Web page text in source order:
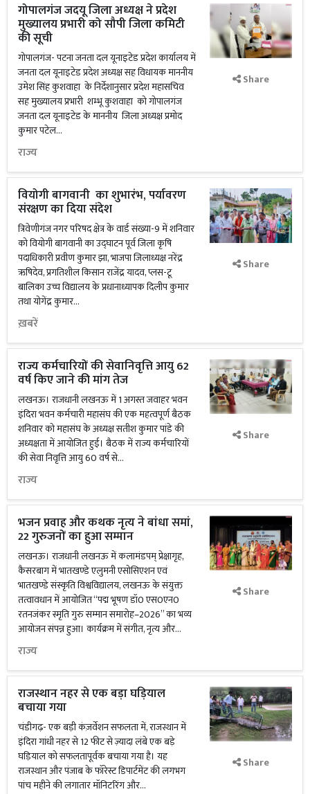
गोपालगंज जदयू जिला अध्यक्ष ने प्रदेश
मुख्यालय प्रभारी को सौपी जिला कमिटी
की सूची
गोपालगंज- पटना जनता दल यूनाइटेड प्रदेश कार्यालय में
जनता दल यूनाइटेड प्रदेश अध्यक्ष सह विधायक माननीय
उमेश सिंह कुशवाहा के निर्देशानुसार प्रदेश महासचिव
सह मुख्यालय प्रभारी शम्भू कुशवाहा को गोपालगंज
जनता दल यूनाइटेड के माननीय जिला अध्यक्ष प्रमोद
कुमार पटेल...
राज्य
Share
वियोगी बागवानी का शुभारंभ, पर्यावरण
संरक्षण का दिया संदेश
त्रिवेणीगंज नगर परिषद क्षेत्र के वार्ड संख्या-9 में शनिवार
को वियोगी बागवानी का उद्घाटन पूर्व जिला कृषि
पदाधिकारी प्रवीण कुमार झा, भाजपा जिलाध्यक्ष नरेंद्र
ऋषिदेव, प्रगतिशील किसान राजेंद्र यादव, प्लस-टू
बालिका उच्च विद्यालय के प्रधानाध्यापक दिलीप कुमार
तथा योगेंद्र कुमार...
ख़बरें
Share
राज्य कर्मचारियों की सेवानिवृत्ति आयु 62
वर्ष किए जाने की मांग तेज
लखनऊ। राजधानी लखनऊ में 1 अगस्त जवाहर भवन
इंदिरा भवन कर्मचारी महासंघ की एक महत्वपूर्ण बैठक
शनिवार को महासंघ के अध्यक्ष सतीश कुमार पांडे की
अध्यक्षता में आयोजित हुई। बैठक में राज्य कर्मचारियों
की सेवा निवृत्ति आयु 60 वर्ष से...
राज्य
Share
भजन प्रवाह और कथक नृत्य ने बांधा समां,
22 गुरुजनों का हुआ सम्मान
लखनऊ। राजधानी लखनऊ में कलामंडपम् प्रेक्षागृह,
कैसरबाग में भातखण्डे एलुमनी एसोसिएशन एवं
भातखण्डे संस्कृति विश्वविद्यालय, लखनऊ के संयुक्त
तत्वावधान में आयोजित “पद्म भूषण डॉ0 एस0एन0
रतनजंकर स्मृति गुरु सम्मान समारोह–2026” का भव्य
आयोजन संपन्न हुआ। कार्यक्रम में संगीत, नृत्य और...
राज्य
Share
राजस्थान नहर से एक बड़ा घड़ियाल
बचाया गया
चंडीगढ़- एक बड़ी कंज़र्वेशन सफलता में, राजस्थान में
इंदिरा गांधी नहर से 12 फीट से ज़्यादा लंबे एक बड़े
घड़ियाल को सफलतापूर्वक बचाया गया है। यह
राजस्थान और पंजाब के फॉरेस्ट डिपार्टमेंट की लगभग
पांच महीने की लगातार मॉनिटरिंग और...
Share